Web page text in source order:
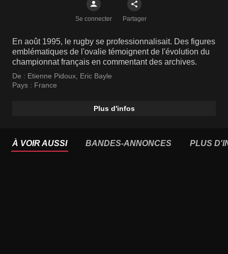
Se connecter Partager
En août 1995, le rugby se professionnalisait. Des figures
emblématiques de l'ovalie témoignent de l'évolution du
championnat français en commentant des archives.
De : Etienne Pidoux, Eric Bayle
Pays : France
Plus d'infos
À VOIR AUSSI BANDES-ANNONCES PLUS